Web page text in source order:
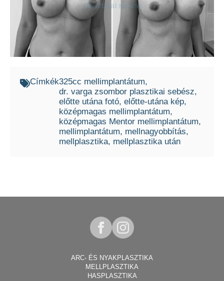
Címkék325cc mellimplantátum
dr. varga zsombor plasztikai sebész
előtte utána fotó előtte-utána kép
középmagas mellimplantátum
középmagas Mentor mellimplantátum
mellimplantátum
mellnagyobbítás
mellplasztika mellplasztika után
ARC- ÉS NYAKPLASZTIKA
MELLPLASZTIKA
HASPLASZTIKA